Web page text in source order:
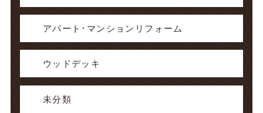
アパート･マンションリフォーム
ウッドデッキ
未分類